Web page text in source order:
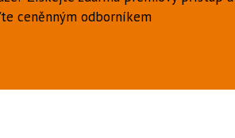
ceněnným odborníkem